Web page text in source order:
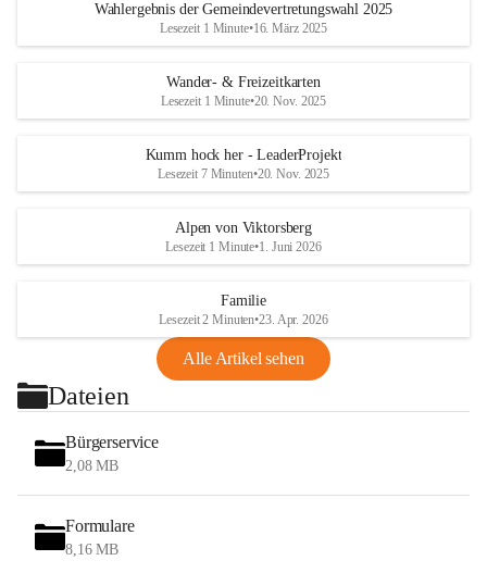
Wahlergebnis der Gemeindevertretungswahl 2025
Lesezeit 1 Minute•16. März 2025
Wander- & Freizeitkarten
Lesezeit 1 Minute•20. Nov. 2025
Kumm hock her - LeaderProjekt
Lesezeit 7 Minuten•20. Nov. 2025
Alpen von Viktorsberg
Lesezeit 1 Minute•1. Juni 2026
Familie
Lesezeit 2 Minuten•23. Apr. 2026
Alle Artikel sehen
Dateien
Bürgerservice
2,08 MB
Formulare
8,16 MB